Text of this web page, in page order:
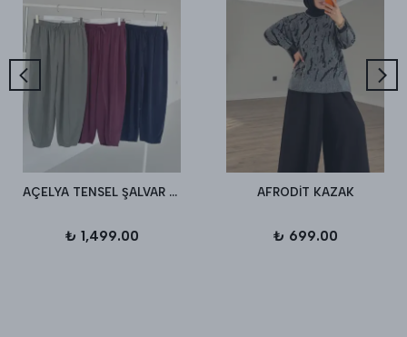
AÇELYA TENSEL ŞALVAR PANTALON
₺ 1,499.00
AFRODİT KAZAK
₺ 699.00